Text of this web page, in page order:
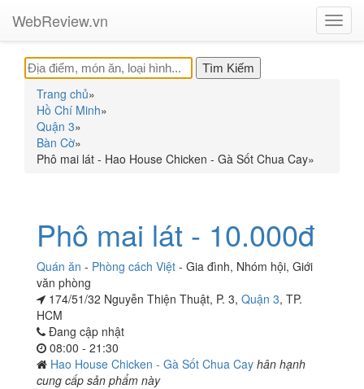
WebReview.vn
Trang chủ»
Hồ Chí Minh»
Quận 3»
Bàn Cờ»
Phô mai lát - Hao House Chicken - Gà Sốt Chua Cay»
Phô mai lát - 10.000đ
Quán ăn - Phòng cách Việt - Gia đình, Nhóm hội, Giới
văn phòng
174/51/32 Nguyễn Thiện Thuật, P. 3, Quận 3, TP.
HCM
Đang cập nhật
08:00 - 21:30
Hao House Chicken - Gà Sốt Chua Cay hân hạnh
cung cấp sản phẩm này